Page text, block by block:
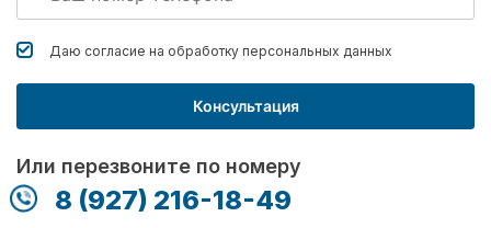
Даю согласие на обработку персональных данных
Консультация
Или перезвоните по номеру
8 (927) 216-18-49